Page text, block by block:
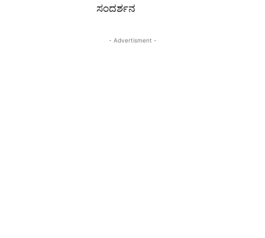
ಸಂದರ್ಶನ
- Advertisment -